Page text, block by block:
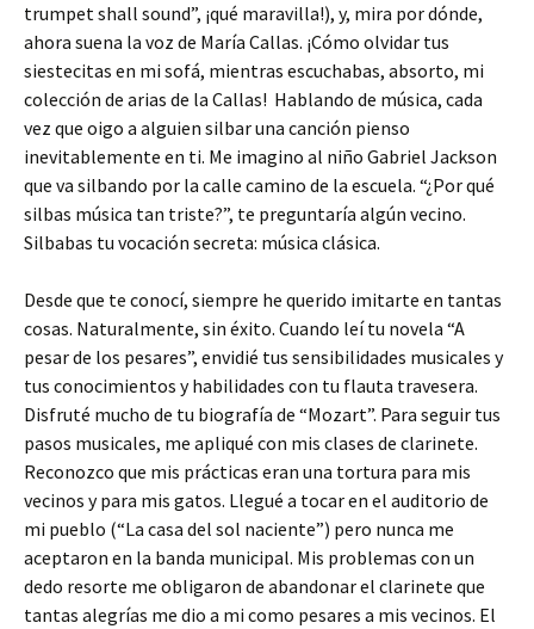
trumpet shall sound”, ¡qué maravilla!), y, mira por dónde,
ahora suena la voz de María Callas. ¡Cómo olvidar tus
siestecitas en mi sofá, mientras escuchabas, absorto, mi
colección de arias de la Callas! Hablando de música, cada
vez que oigo a alguien silbar una canción pienso
inevitablemente en ti. Me imagino al niño Gabriel Jackson
que va silbando por la calle camino de la escuela. “¿Por qué
silbas música tan triste?”, te preguntaría algún vecino.
Silbabas tu vocación secreta: música clásica.
Desde que te conocí, siempre he querido imitarte en tantas
cosas. Naturalmente, sin éxito. Cuando leí tu novela “A
pesar de los pesares”, envidié tus sensibilidades musicales y
tus conocimientos y habilidades con tu flauta travesera.
Disfruté mucho de tu biografía de “Mozart”. Para seguir tus
pasos musicales, me apliqué con mis clases de clarinete.
Reconozco que mis prácticas eran una tortura para mis
vecinos y para mis gatos. Llegué a tocar en el auditorio de
mi pueblo (“La casa del sol naciente”) pero nunca me
aceptaron en la banda municipal. Mis problemas con un
dedo resorte me obligaron de abandonar el clarinete que
tantas alegrías me dio a mi como pesares a mis vecinos. El